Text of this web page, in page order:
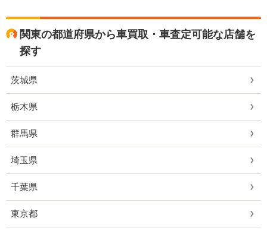
関東の都道府県から車買取・車査定可能な店舗を
探す
茨城県
栃木県
群馬県
埼玉県
千葉県
東京都